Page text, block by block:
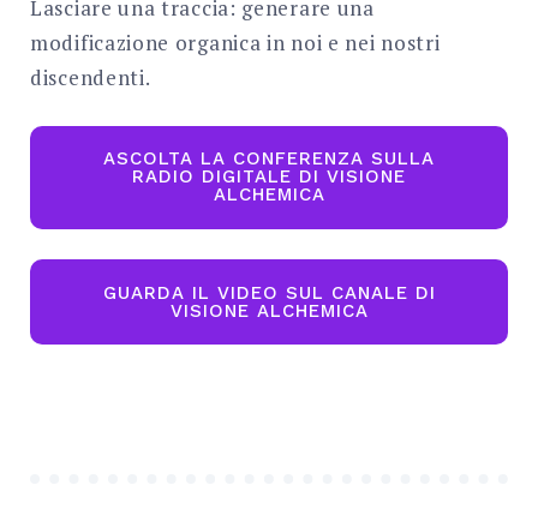
Lasciare una traccia: generare una
modificazione organica in noi e nei nostri
discendenti.
ASCOLTA LA CONFERENZA SULLA
RADIO DIGITALE DI VISIONE
ALCHEMICA
GUARDA IL VIDEO SUL CANALE DI
VISIONE ALCHEMICA